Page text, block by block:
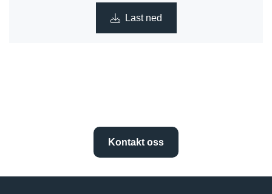
Last ned
Kontakt oss